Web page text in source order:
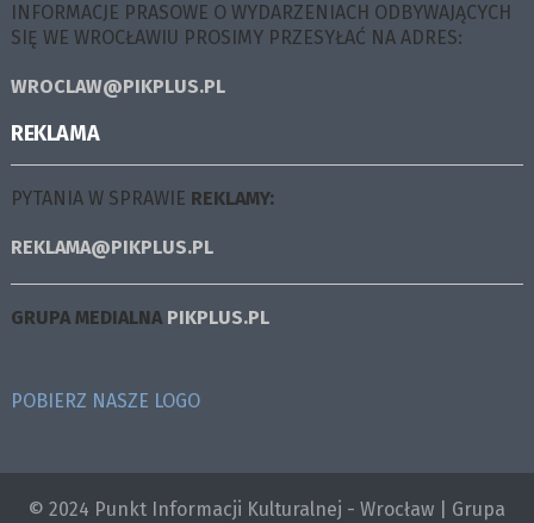
INFORMACJE PRASOWE O WYDARZENIACH ODBYWAJĄCYCH
SIĘ WE WROCŁAWIU PROSIMY PRZESYŁAĆ NA ADRES:
WROCLAW@PIKPLUS.PL
REKLAMA
PYTANIA W SPRAWIE REKLAMY:
REKLAMA@PIKPLUS.PL
GRUPA MEDIALNA PIKPLUS.PL
POBIERZ NASZE LOGO
© 2024 Punkt Informacji Kulturalnej - Wrocław | Grupa